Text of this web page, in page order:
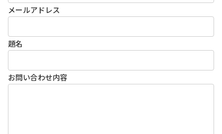
メールアドレス
題名
お問い合わせ内容